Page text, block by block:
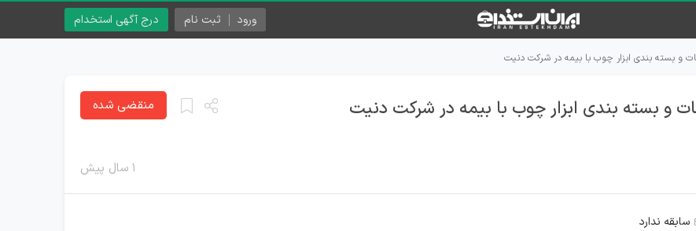
درج آگهی استخدام ورود ثبت نام
و بسته بندی ابزار چوب با بیمه در شرکت دنیت
و بسته بندی ابزار چوب با بیمه در شرکت دنیت
۱ سال پیش
منقضی شده
سابقه ندارد